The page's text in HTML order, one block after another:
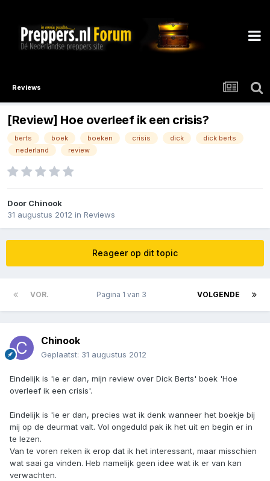
Reviews
[Review] Hoe overleef ik een crisis?
berts boek boeken crisis dick
dick berts
nederland
review
Door Chinook
31 augustus 2012 in Reviews
Reageer op dit topic
VOR. VOLGENDE
Pagina 1 van 3
Chinook
Geplaatst: 31 augustus 2012
Eindelijk is 'ie er dan, mijn review over Dick Berts' boek 'Hoe
overleef ik een crisis'.
Eindelijk is 'ie er dan, precies wat ik denk wanneer het boekje bij
mij op de deurmat valt. Vol ongeduld pak ik het uit en begin er in
te lezen.
Van te voren reken ik erop dat ik het interessant, maar misschien
wat saai ga vinden. Heb namelijk geen idee wat ik er van kan
verwachten.